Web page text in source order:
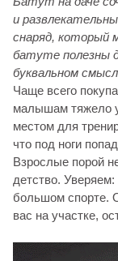
и
снаряд, который
батуте полезны
буквальном
Чаще всего
малышам тяжело
местом для
что под ноги
Взрослые порой
детство.
большом спорте.
вас на участке,